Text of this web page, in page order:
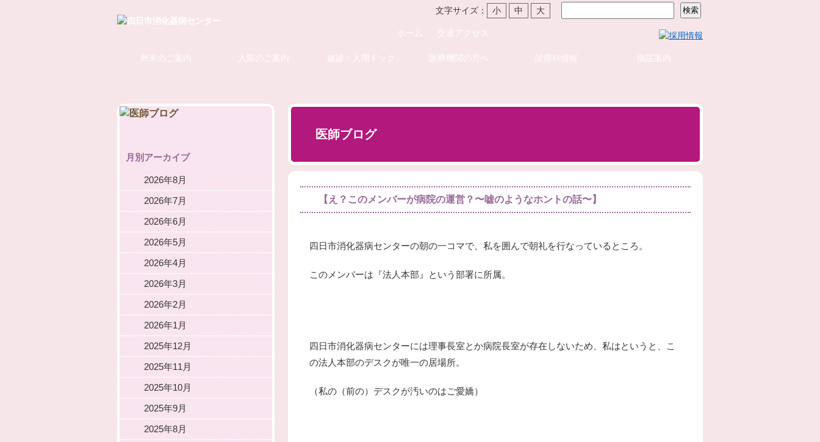
文字サイズ： 小 中 大
ホーム 交通アクセス
外来のご案内 入院のご案内 健診・人間ドック 医療機関の方へ 診療科情報 病院案内
医師ブログ
【え？このメンバーが病院の運営？〜嘘のようなホントの話〜】
四日市消化器病センターの朝の一コマで、私を囲んで朝礼を行なっているところ。
このメンバーは『法人本部』という部署に所属。
四日市消化器病センターには理事長室とか病院長室が存在しないため、私はというと、こ
の法人本部のデスクが唯一の居場所。
（私の（前の）デスクが汚いのはご愛嬌）
月別アーカイブ
2026年8月
2026年7月
2026年6月
2026年5月
2026年4月
2026年3月
2026年2月
2026年1月
2025年12月
2025年11月
2025年10月
2025年9月
2025年8月